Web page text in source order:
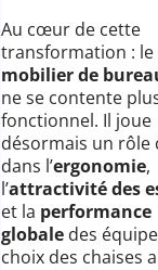
Au cœur de cette
transformation : le
mobilier de
ne se contente
fonctionnel. Il joue
désormais un rôle
dans l’ergonomie,
l’attractivité des
et la performance
globale des
choix des chaises